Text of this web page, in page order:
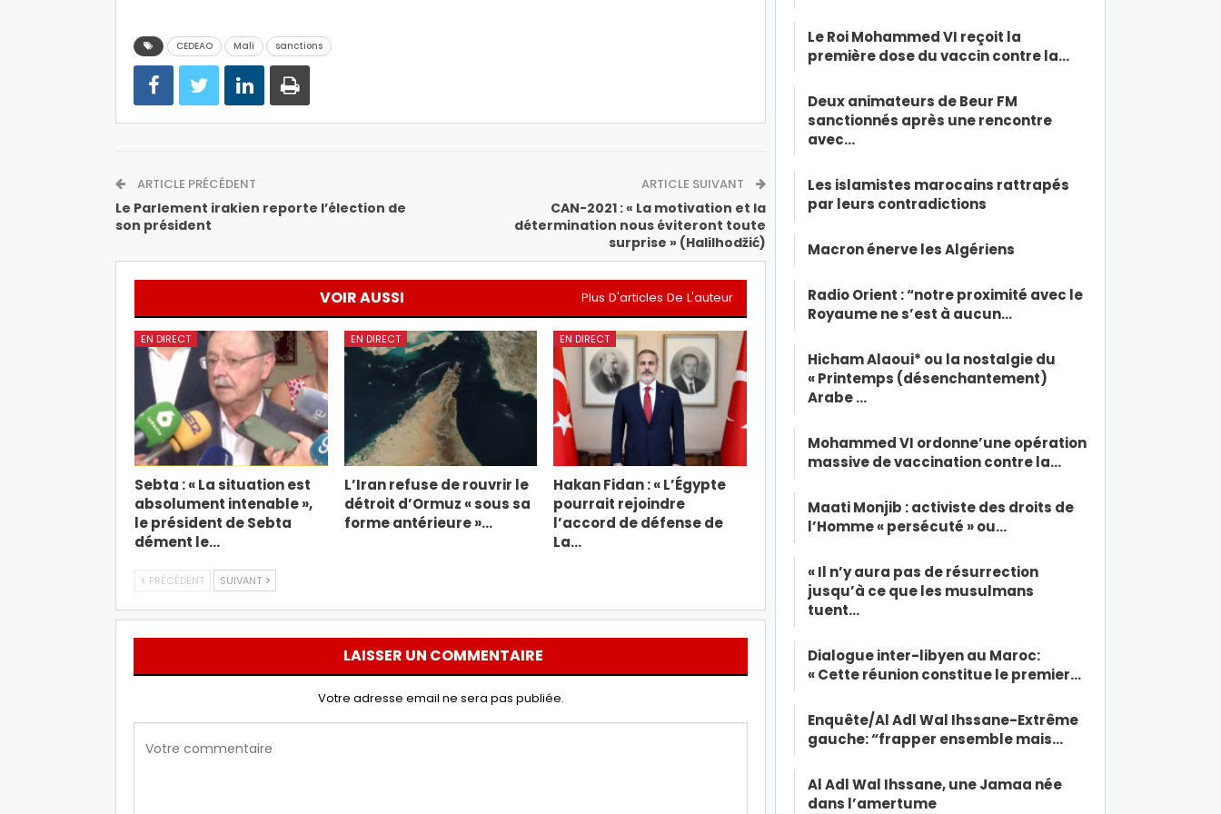
CEDEAO Mali sanctions
ARTICLE PRÉCÉDENT
Le Parlement irakien reporte l’élection de
son président
ARTICLE SUIVANT
CAN-2021 : « La motivation et la
détermination nous éviteront toute
surprise » (Halilhodžić)
VOIR AUSSI Plus D'articles De L'auteur
EN DIRECT
Sebta : « La situation est
absolument intenable »,
le président de Sebta
dément le…
EN DIRECT
L’Iran refuse de rouvrir le
détroit d’Ormuz « sous sa
forme antérieure »…
EN DIRECT
Hakan Fidan : « L’Égypte
pourrait rejoindre
l’accord de défense de
La…
PRÉCÉDENT SUIVANT
LAISSER UN COMMENTAIRE
Votre adresse email ne sera pas publiée.
Le Roi Mohammed VI reçoit la
première dose du vaccin contre la…
Deux animateurs de Beur FM
sanctionnés après une rencontre
avec…
Les islamistes marocains rattrapés
par leurs contradictions
Macron énerve les Algériens
Radio Orient : “notre proximité avec le
Royaume ne s’est à aucun…
Hicham Alaoui* ou la nostalgie du
« Printemps (désenchantement)
Arabe …
Mohammed VI ordonne’une opération
massive de vaccination contre la…
Maati Monjib : activiste des droits de
l’Homme « persécuté » ou…
« Il n’y aura pas de résurrection
jusqu’à ce que les musulmans
tuent…
Dialogue inter-libyen au Maroc:
« Cette réunion constitue le premier…
Enquête/Al Adl Wal Ihssane-Extrême
gauche: “frapper ensemble mais…
Al Adl Wal Ihssane, une Jamaa née
dans l’amertume